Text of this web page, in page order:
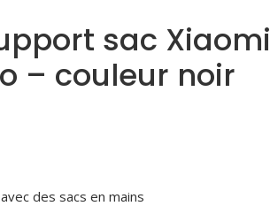
sac Xiaomi
– couleur noir
des sacs en mains